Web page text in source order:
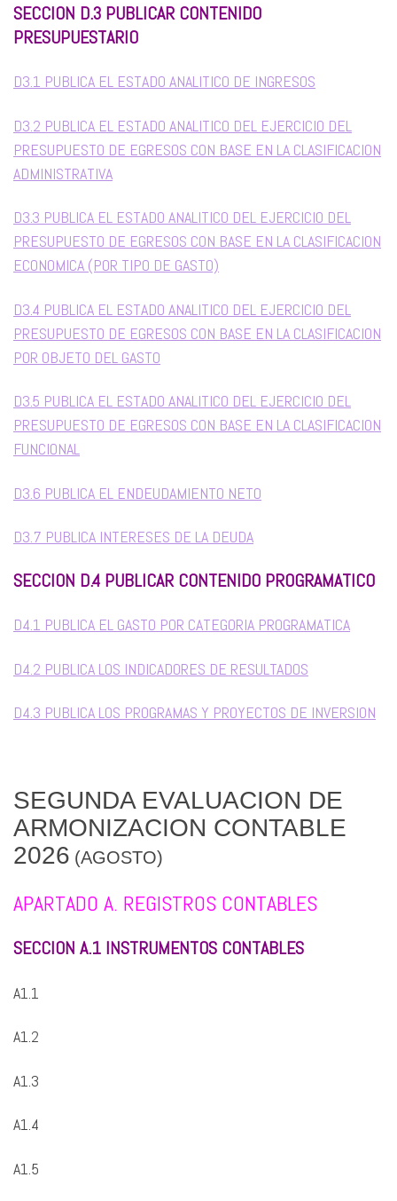
SECCION D.3 PUBLICAR CONTENIDO
PRESUPUESTARIO
D3.1 PUBLICA EL ESTADO ANALITICO DE INGRESOS
D3.2 PUBLICA EL ESTADO ANALITICO DEL EJERCICIO DEL
PRESUPUESTO DE EGRESOS CON BASE EN LA CLASIFICACION
ADMINISTRATIVA
D3.3 PUBLICA EL ESTADO ANALITICO DEL EJERCICIO DEL
PRESUPUESTO DE EGRESOS CON BASE EN LA CLASIFICACION
ECONOMICA (POR TIPO DE GASTO)
D3.4 PUBLICA EL ESTADO ANALITICO DEL EJERCICIO DEL
PRESUPUESTO DE EGRESOS CON BASE EN LA CLASIFICACION
POR OBJETO DEL GASTO
D3.5 PUBLICA EL ESTADO ANALITICO DEL EJERCICIO DEL
PRESUPUESTO DE EGRESOS CON BASE EN LA CLASIFICACION
FUNCIONAL
D3.6 PUBLICA EL ENDEUDAMIENTO NETO
D3.7 PUBLICA INTERESES DE LA DEUDA
SECCION D.4 PUBLICAR CONTENIDO PROGRAMATICO
D4.1 PUBLICA EL GASTO POR CATEGORIA PROGRAMATICA
D4.2 PUBLICA LOS INDICADORES DE RESULTADOS
D4.3 PUBLICA LOS PROGRAMAS Y PROYECTOS DE INVERSION
SEGUNDA EVALUACION DE
ARMONIZACION CONTABLE
2026 (AGOSTO)
APARTADO A. REGISTROS CONTABLES
SECCION A.1 INSTRUMENTOS CONTABLES
A1.1
A1.2
A1.3
A1.4
A1.5